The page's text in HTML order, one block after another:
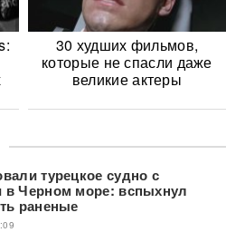
30 худших фильмов,
которые не спасли даже
великие актеры
турецкое судно с
в Черном море: вспыхнул
раненые